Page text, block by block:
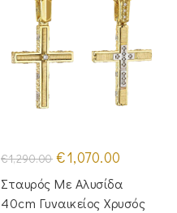
€1,290.00 Original
price
was:
€1,290.00.
€1,070.00
είναι:
€1,070.00.
Σταυρός Με Αλυσίδα
40cm Γυναικείος Χρυσός